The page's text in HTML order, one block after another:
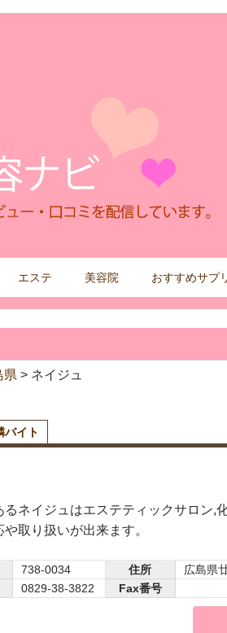
エステ 美容院 おすすめサプ
県 > ネイジュ
バイト
るネイジュはエステティックサロン,
や取り扱いが出来ます。
738-0034 住所
広島県
0829-38-3822 Fax番号